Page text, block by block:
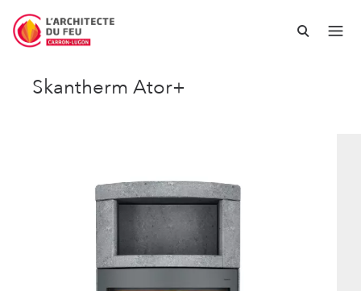
Skantherm Ator+